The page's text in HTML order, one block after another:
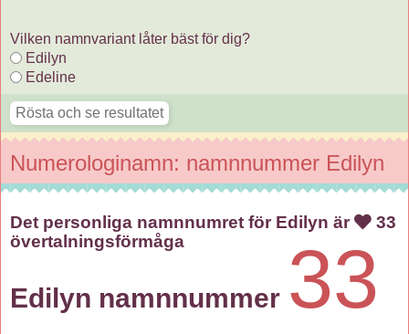
Vilken namnvariant låter bäst för dig?
Edilyn
Edeline
Numerologinamn: namnnummer Edilyn
Det personliga namnnumret för Edilyn är
33
övertalningsförmåga
Edilyn namnnummer 33